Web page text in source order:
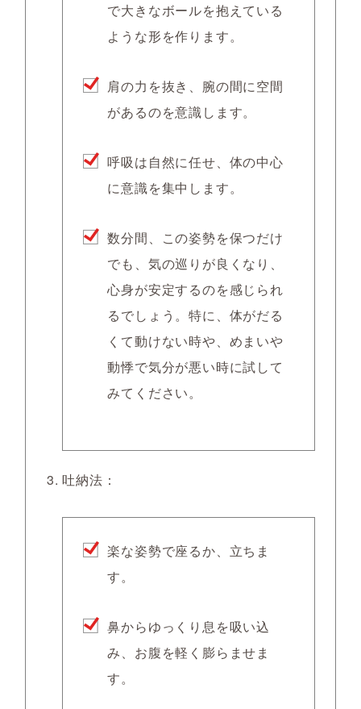
で大きなボールを抱えている
ような形を作ります。
肩の力を抜き、腕の間に空間
があるのを意識します。
呼吸は自然に任せ、体の中心
に意識を集中します。
数分間、この姿勢を保つだけ
でも、気の巡りが良くなり、
心身が安定するのを感じられ
るでしょう。特に、体がだる
くて動けない時や、めまいや
動悸で気分が悪い時に試して
みてください。
吐納法 ：
楽な姿勢で座るか、立ちま
す。
鼻からゆっくり息を吸い込
み、お腹を軽く膨らませま
す。